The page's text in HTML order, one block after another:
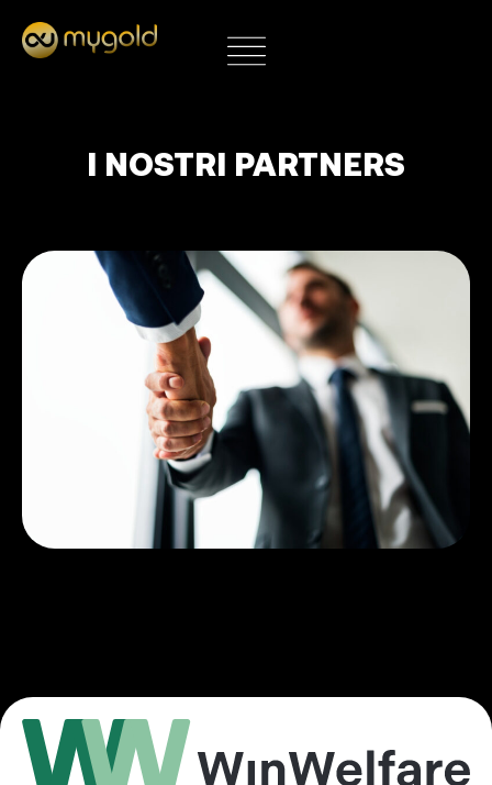
I nostri PARTNERS